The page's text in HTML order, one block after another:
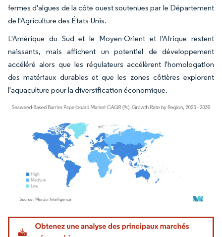
fermes d'algues de la côte ouest soutenues par le Département
de l'Agriculture des États-Unis.
L'Amérique du Sud et le Moyen-Orient et l'Afrique restent
naissants, mais affichent un potentiel de développement
accéléré alors que les régulateurs accélèrent l'homologation
des matériaux durables et que les zones côtières explorent
l'aquaculture pour la diversification économique.
Image © Mordor Intelligence. La réutilisation nécessite une attribution sous CC BY